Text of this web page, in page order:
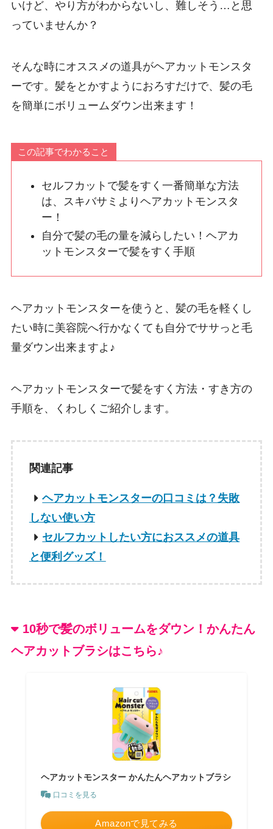
いけど、やり方がわからないし、難しそう…と思
っていませんか？
そんな時にオススメの道具がヘアカットモンスタ
ーです。髪をとかすようにおろすだけで、髪の毛
を簡単にボリュームダウン出来ます！
この記事でわかること
セルフカットで髪をすく一番簡単な方法
は、スキバサミよりヘアカットモンスタ
ー！
自分で髪の毛の量を減らしたい！ヘアカ
ットモンスターで髪をすく手順
ヘアカットモンスターを使うと、髪の毛を軽くし
たい時に美容院へ行かなくても自分でササっと毛
量ダウン出来ますよ♪
ヘアカットモンスターで髪をすく方法・すき方の
手順を、くわしくご紹介します。
関連記事
ヘアカットモンスターの口コミは？失敗
しない使い方
セルフカットしたい方におススメの道具
と便利グッズ！
10秒で髪のボリュームをダウン！かんたん
ヘアカットブラシはこちら♪
ヘアカットモンスター かんたんヘアカットブラシ
口コミを見る
Amazonで見てみる